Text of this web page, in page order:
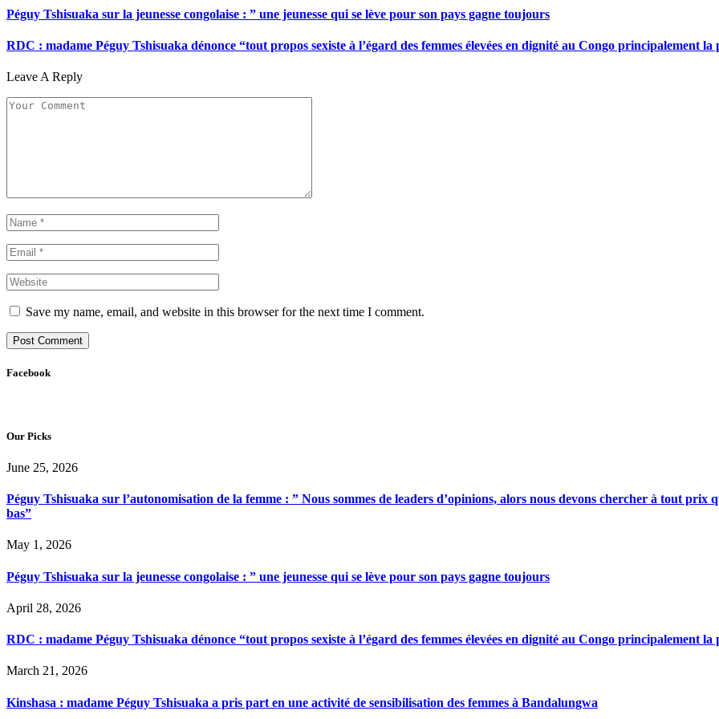
Péguy Tshisuaka sur la jeunesse congolaise : ” une jeunesse qui se lève pour son pays gagne toujours
RDC : madame Péguy Tshisuaka dénonce “tout propos sexiste à l’égard des femmes élevées en dignité au Congo principalement
Leave A Reply
Save my name, email, and website in this browser for the next time I comment.
Facebook
Our Picks
June 25, 2026
Péguy Tshisuaka sur l’autonomisation de la femme : ” Nous sommes de leaders d’opinions, alors nous devons chercher à tout
bas”
May 1, 2026
Péguy Tshisuaka sur la jeunesse congolaise : ” une jeunesse qui se lève pour son pays gagne toujours
April 28, 2026
RDC : madame Péguy Tshisuaka dénonce “tout propos sexiste à l’égard des femmes élevées en dignité au Congo principalement
March 21, 2026
Kinshasa : madame Péguy Tshisuaka a pris part en une activité de sensibilisation des femmes à Bandalungwa